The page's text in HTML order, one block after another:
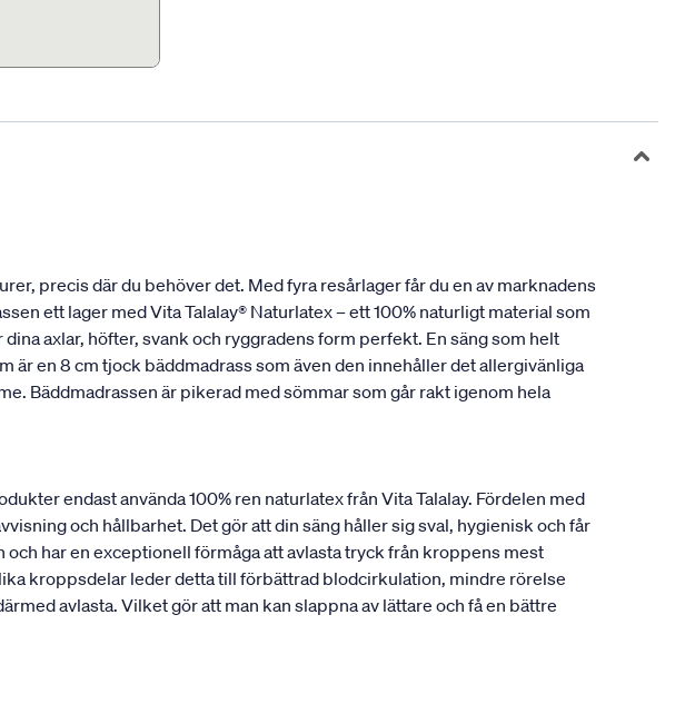
precis där du behöver det. Med fyra resårlager får du en av marknadens
ett lager med Vita Talalay® Naturlatex – ett 100% naturligt material som
axlar, höfter, svank och ryggradens form perfekt. En säng som helt
är en 8 cm tjock bäddmadrass som även den innehåller det allergivänliga
Bäddmadrassen är pikerad med sömmar som går rakt igenom hela
endast använda 100% ren naturlatex från Vita Talalay. Fördelen med
och hållbarhet. Det gör att din säng håller sig sval, hygienisk och får
har en exceptionell förmåga att avlasta tryck från kroppens mest
kroppsdelar leder detta till förbättrad blodcirkulation, mindre rörelse
avlasta. Vilket gör att man kan slappna av lättare och få en bättre